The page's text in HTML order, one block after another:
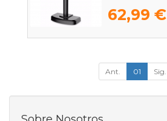
62,99 €
Ant. 01 Sig.